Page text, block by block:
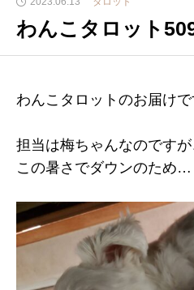
わんこタロット
わんこタロットのお届け
担当は梅ちゃんなのですが
この暑さでダウンのため…